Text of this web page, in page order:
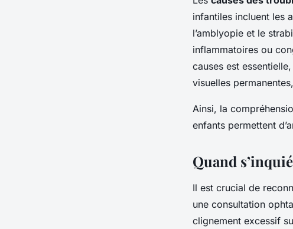
infantiles incluent les
l’amblyopie et le
inflammatoires ou
causes est
visuelles
Ainsi, la
enfants permettent
Quand
Il est crucial de
une consultation
clignement excessif